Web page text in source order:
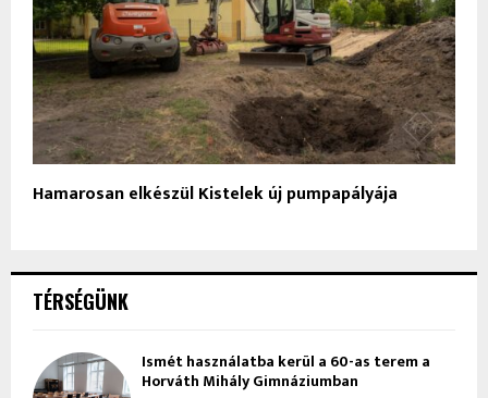
Hamarosan elkészül Kistelek új pumpapályája
TÉRSÉGÜNK
Ismét használatba kerül a 60-as terem a
Horváth Mihály Gimnáziumban